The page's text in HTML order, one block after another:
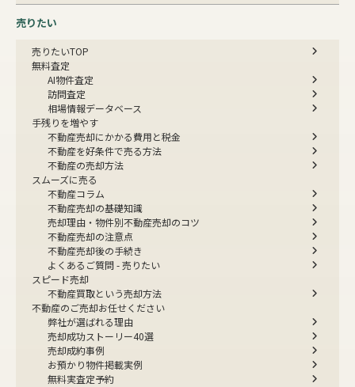
売りたい
売りたいTOP
無料査定
AI物件査定
訪問査定
相場情報データベース
手残りを増やす
不動産売却にかかる費用と税金
不動産を好条件で売る方法
不動産の売却方法
スムーズに売る
不動産コラム
不動産売却の基礎知識
売却理由・物件別不動産売却のコツ
不動産売却の注意点
不動産売却後の手続き
よくあるご質問 - 売りたい
スピード売却
不動産買取という売却方法
不動産のご売却お任せください
弊社が選ばれる理由
売却成功ストーリー40選
売却成約事例
お預かり物件掲載実例
無料実査定予約